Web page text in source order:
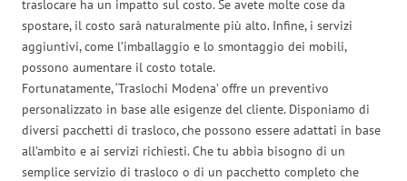
traslocare ha un impatto sul costo. Se avete molte cose da
spostare, il costo sarà naturalmente più alto. Infine, i servizi
aggiuntivi, come l’imballaggio e lo smontaggio dei mobili,
possono aumentare il costo totale.
Fortunatamente, ‘Traslochi Modena’ offre un preventivo
personalizzato in base alle esigenze del cliente. Disponiamo di
diversi pacchetti di trasloco, che possono essere adattati in base
all’ambito e ai servizi richiesti. Che tu abbia bisogno di un
semplice servizio di trasloco o di un pacchetto completo che